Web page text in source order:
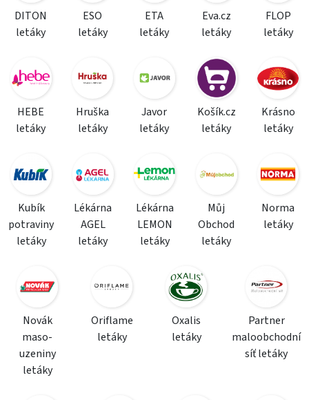
DITON
letáky
ESO
letáky
ETA
letáky
Eva.cz
letáky
FLOP
letáky
HEBE
letáky
Hruška
letáky
Javor
letáky
Košík.cz
letáky
Krásno
letáky
Kubík
potraviny
letáky
Lékárna
AGEL
letáky
Lékárna
LEMON
letáky
Můj
Obchod
letáky
Norma
letáky
Novák
maso-
uzeniny
letáky
Oriflame
letáky
Oxalis
letáky
Partner
maloobchodní
síť letáky